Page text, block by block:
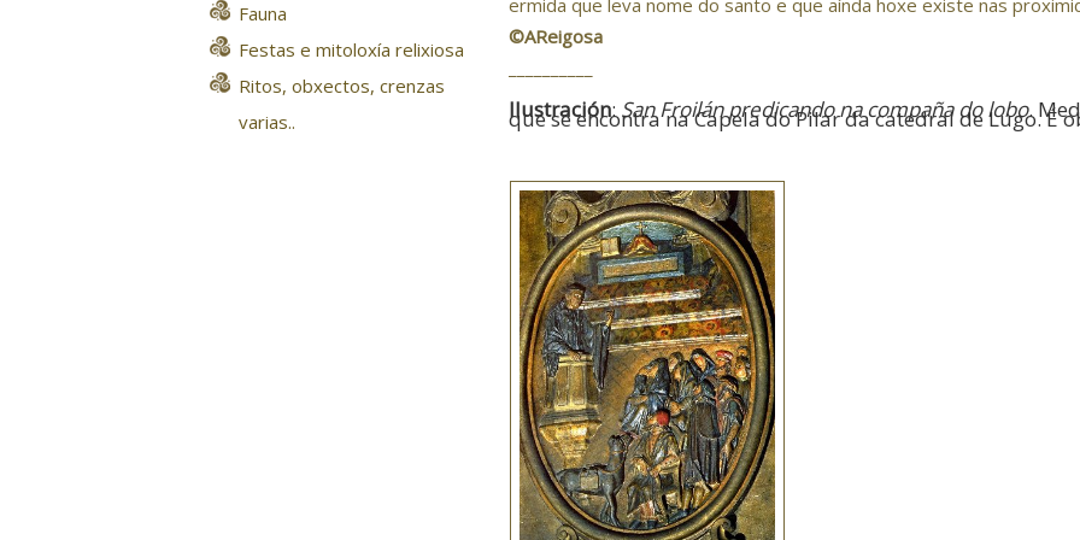
Fauna
Festas e mitoloxía relixiosa
Ritos, obxectos, crenzas
varias..
ermida que leva nome do santo e que aínda hoxe existe nas
©AReigosa
Ilustración:San Froilán predicando na compaña do lobo.
que se encontra na Capela do Pilar da catedral de Lugo. É